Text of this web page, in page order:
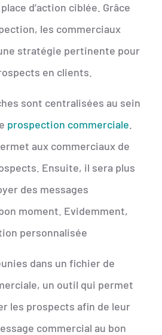
d’action ciblée. Grâce
les commerciaux
stratégie pertinente pour
en clients.
sont centralisées au sein
prospection commerciale
aux commerciaux de
Ensuite, il sera plus
des messages
moment. Evidemment,
personnalisée
dans un fichier de
un outil qui permet
les prospects afin de leur
commercial au bon